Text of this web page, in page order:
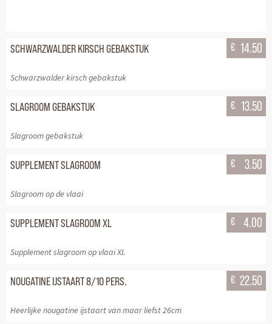
SCHWARZWALDER KIRSCH GEBAKSTUK
Schwarzwalder kirsch gebakstuk
€ 14.50
SLAGROOM GEBAKSTUK
Slagroom gebakstuk
€ 13.50
SUPPLEMENT SLAGROOM
Slagroom op de vlaai
€ 3.50
SUPPLEMENT SLAGROOM XL
Supplement slagroom op vlaai XL
€ 4.00
NOUGATINE IJSTAART 8/10 PERS.
Heerlijke nougatine ijstaart van maar liefst 26cm
€ 22.50